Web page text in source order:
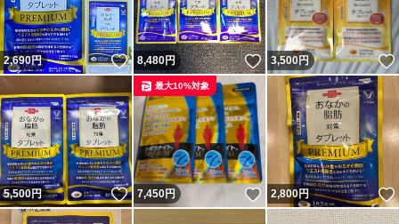
2,690円 いいね！
8,480円 いいね！
3,500円
5,500円 いいね！
7,450円 いいね！
最大10%対象
2,800円